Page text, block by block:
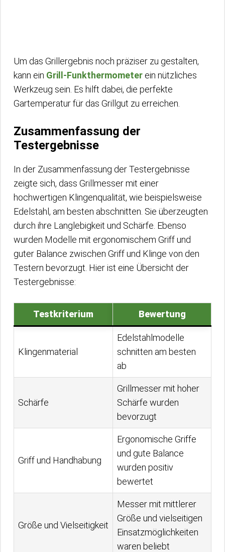
Um das Grillergebnis noch präziser zu gestalten,
kann ein Grill-Funkthermometer ein nützliches
Werkzeug sein. Es hilft dabei, die perfekte
Gartemperatur für das Grillgut zu erreichen.
Zusammenfassung der
Testergebnisse
In der Zusammenfassung der Testergebnisse
zeigte sich, dass Grillmesser mit einer
hochwertigen Klingenqualität, wie beispielsweise
Edelstahl, am besten abschnitten. Sie überzeugten
durch ihre Langlebigkeit und Schärfe. Ebenso
wurden Modelle mit ergonomischem Griff und
guter Balance zwischen Griff und Klinge von den
Testern bevorzugt. Hier ist eine Übersicht der
Testergebnisse:
Testkriterium Bewertung
Klingenmaterial
Edelstahlmodelle
schnitten am besten
ab
Schärfe
Grillmesser mit hoher
Schärfe wurden
bevorzugt
Griff und Handhabung
Ergonomische Griffe
und gute Balance
wurden positiv
bewertet
Größe und Vielseitigkeit
Messer mit mittlerer
Größe und vielseitigen
Einsatzmöglichkeiten
waren beliebt